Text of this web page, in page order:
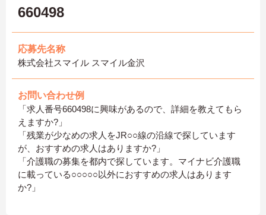
660498
応募先名称
株式会社スマイル スマイル金沢
お問い合わせ例
「求人番号660498に興味があるので、詳細を教えてもら
えますか?」
「残業が少なめの求人をJR○○線の沿線で探しています
が、おすすめの求人はありますか?」
「介護職の募集を都内で探しています。マイナビ介護職
に載っている○○○○○以外におすすめの求人はあります
か?」